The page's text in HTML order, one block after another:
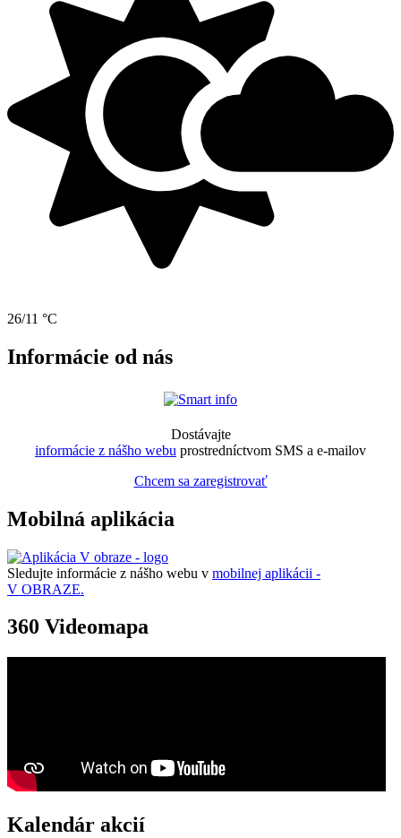
26/11 °C
Informácie od nás
Dostávajte
informácie z nášho webu prostredníctvom SMS a e-mailov
Chcem sa zaregistrovať
Mobilná aplikácia
Sledujte informácie z nášho webu v mobilnej aplikácii -
V OBRAZE.
360 Videomapa
Kalendár akcií